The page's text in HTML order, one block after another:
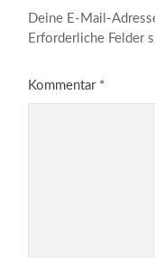
Deine E-Mail-
Erforderliche Felder
Kommentar *